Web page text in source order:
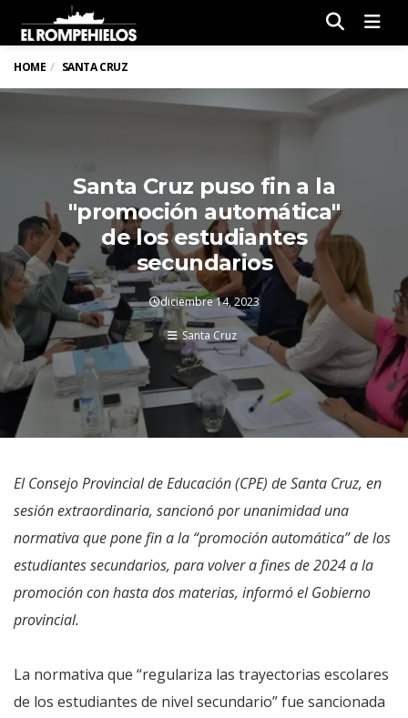
HOME SANTA CRUZ
Santa Cruz puso fin a la
"promoción automática"
de los estudiantes
secundarios
diciembre 14, 2023
Santa Cruz
El Consejo Provincial de Educación (CPE) de Santa Cruz, en
sesión extraordinaria, sancionó por unanimidad una
normativa que pone fin a la “promoción automática” de los
estudiantes secundarios, para volver a fines de 2024 a la
promoción con hasta dos materias, informó el Gobierno
provincial.
La normativa que “regulariza las trayectorias escolares
de los estudiantes de nivel secundario” fue sancionada